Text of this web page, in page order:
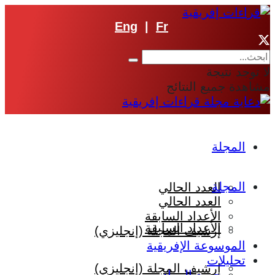
Eng Fr
لا توجد نتيجة
مشاهدة جميع النتائج
المجلة
العدد الحالي
الأعداد السابقة
إرشيف المجلة (إنجليزي)
المجلة
العدد الحالي
الأعداد السابقة
إرشيف المجلة (إنجليزي)
الموسوعة الإفريقية
تحليلات